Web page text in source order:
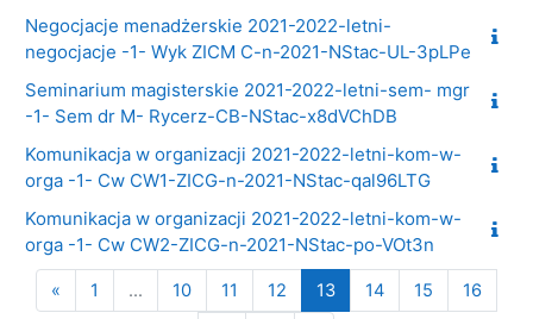
Negocjacje menadżerskie 2021-2022-letni-
negocjacje -1- Wyk ZICM C-n-2021-NStac-UL-3pLPe
Seminarium magisterskie 2021-2022-letni-sem- mgr
-1- Sem dr M- Rycerz-CB-NStac-x8dVChDB
Komunikacja w organizacji 2021-2022-letni-kom-w-
orga -1- Cw CW1-ZICG-n-2021-NStac-qal96LTG
Komunikacja w organizacji 2021-2022-letni-kom-w-
orga -1- Cw CW2-ZICG-n-2021-NStac-po-VOt3n
« Poprzednia strona
1 Strona 1
… 10Strona 10
11 Strona 11
12 Strona 12
13Strona 13
14Strona 14
15 Strona 15
16